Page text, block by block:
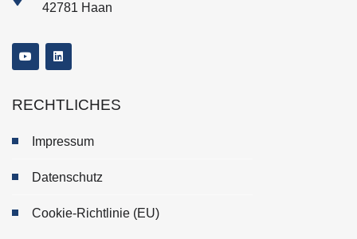
42781 Haan
RECHTLICHES
Impressum
Datenschutz
Cookie-Richtlinie (EU)